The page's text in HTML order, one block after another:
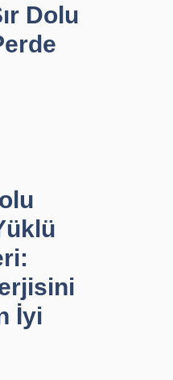
Dolu
İyi